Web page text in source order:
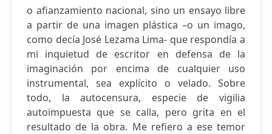
o afianzamiento nacional, sino un ensayo libre
a partir de una imagen plástica –o un imago,
como decía José Lezama Lima- que respondía a
mi inquietud de escritor en defensa de la
imaginación por encima de cualquier uso
instrumental, sea explícito o velado. Sobre
todo, la autocensura, especie de vigilia
autoimpuesta que se calla, pero grita en el
resultado de la obra. Me refiero a ese temor